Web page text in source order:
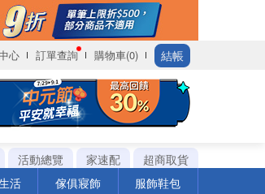
心 訂單查詢 購物車(0) 結帳
活動總覽 家速配
超商取貨
活 傢俱寢飾 服飾鞋包